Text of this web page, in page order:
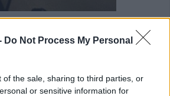
Do Not Process My Personal
of the sale, sharing to third parties, or
or sensitive information for
Ψήφισμα